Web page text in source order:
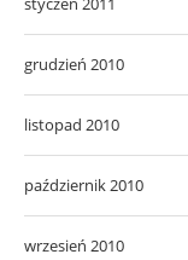
grudzień 2010
listopad 2010
październik 2010
wrzesień 2010